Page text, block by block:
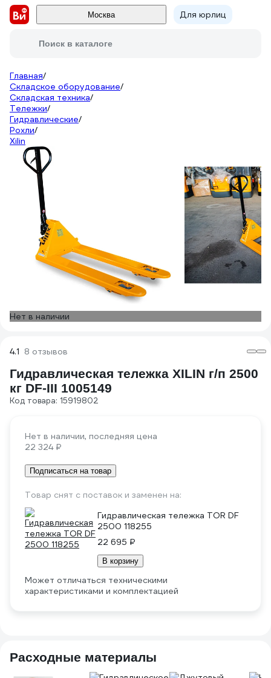
Москва Для юрлиц
Поиск в каталоге
Главная/
Складское оборудование/
Складская техника/
Тележки/
Гидравлические/
Рохли/
Xilin
Нет в наличии
4.1 8 отзывов
Гидравлическая тележка XILIN г/п 2500
кг DF-III 1005149
Код товара: 15919802
Нет в наличии, последняя цена
22 324 ₽
Подписаться на товар
Товар снят с поставок и заменен на:
Гидравлическая тележка TOR DF
2500 118255
22 695 ₽
В корзину
Может отличаться техническими
характеристиками и комплектацией
Расходные материалы